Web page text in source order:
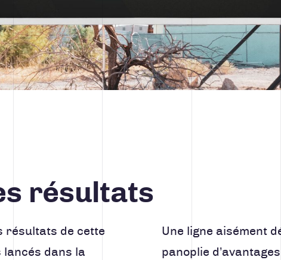
résultats
résultats de cette
lancés dans la
Une ligne aisément
panoplie